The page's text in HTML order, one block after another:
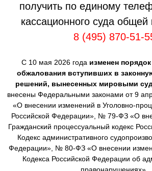
получить по единому
кассационного суда
8 (495) 870-51-
С 10 мая 2026 года изменен
обжалования вступивших в
решений, вынесенных мировыми
внесены Федеральными законами от 9
«О внесении изменений в Уголовно-
Российской Федерации», № 79-ФЗ «О
Гражданский процессуальный кодекс
Кодекс административного
Федерации», № 80-ФЗ «О внесении
Кодекса Российской Федерации об
правонарушениях».